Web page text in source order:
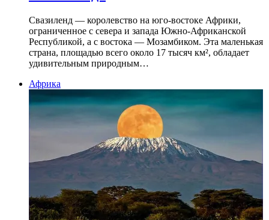
Свазиленд — королевство на юго-востоке Африки,
ограниченное с севера и запада Южно-Африканской
Республикой, а с востока — Мозамбиком. Эта маленькая
страна, площадью всего около 17 тысяч км², обладает
удивительным природным…
Африка